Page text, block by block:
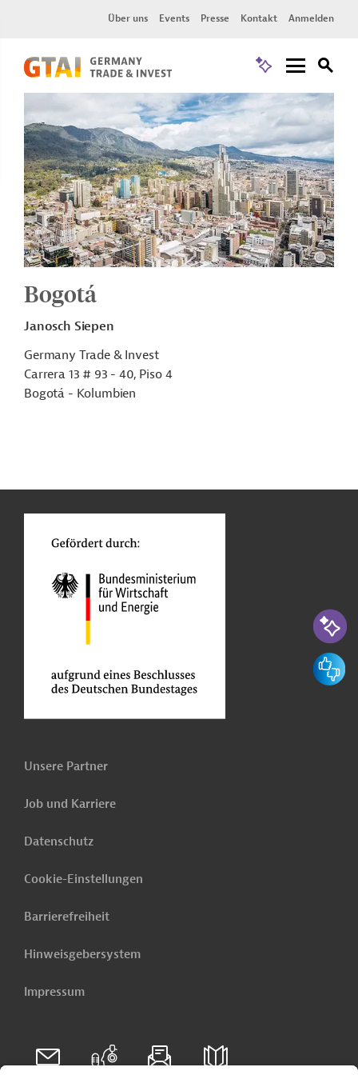
Über uns Events Presse Kontakt Anmelden
Bogotá
Janosch Siepen
Germany Trade & Invest
Carrera 13 # 93 - 40, Piso 4
Bogotá - Kolumbien
Unsere Partner
Job und Karriere
Datenschutz
Cookie-Einstellungen
Barrierefreiheit
Hinweisgebersystem
Impressum
KI-